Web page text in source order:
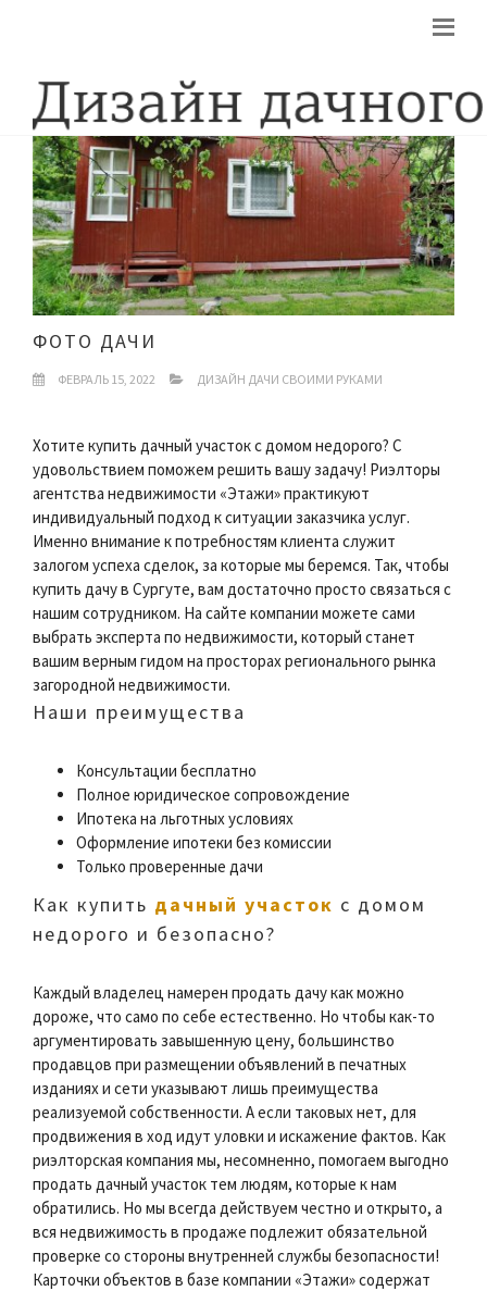
ФОТО ДАЧИ
ФЕВРАЛЬ 15, 2022 ДИЗАЙН ДАЧИ СВОИМИ РУКАМИ
Хотите купить дачный участок с домом недорого? С
удовольствием поможем решить вашу задачу! Риэлторы
агентства недвижимости «Этажи» практикуют
индивидуальный подход к ситуации заказчика услуг.
Именно внимание к потребностям клиента служит
залогом успеха сделок, за которые мы беремся. Так, чтобы
купить дачу в Сургуте, вам достаточно просто связаться с
нашим сотрудником. На сайте компании можете сами
выбрать эксперта по недвижимости, который станет
вашим верным гидом на просторах регионального рынка
загородной недвижимости.
Наши преимущества
Консультации бесплатно
Полное юридическое сопровождение
Ипотека на льготных условиях
Оформление ипотеки без комиссии
Только проверенные дачи
Как купить дачный участок с домом
недорого и безопасно?
Каждый владелец намерен продать дачу как можно
дороже, что само по себе естественно. Но чтобы как-то
аргументировать завышенную цену, большинство
продавцов при размещении объявлений в печатных
изданиях и сети указывают лишь преимущества
реализуемой собственности. А если таковых нет, для
продвижения в ход идут уловки и искажение фактов. Как
риэлторская компания мы, несомненно, помогаем выгодно
продать дачный участок тем людям, которые к нам
обратились. Но мы всегда действуем честно и открыто, а
вся недвижимость в продаже подлежит обязательной
проверке со стороны внутренней службы безопасности!
Карточки объектов в базе компании «Этажи» содержат